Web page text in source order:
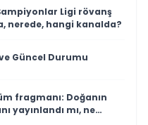
Ligi rövanş
nerede, hangi kanalda?
Güncel Durumu
fragmanı: Doğanın
yayınlandı mı, ne